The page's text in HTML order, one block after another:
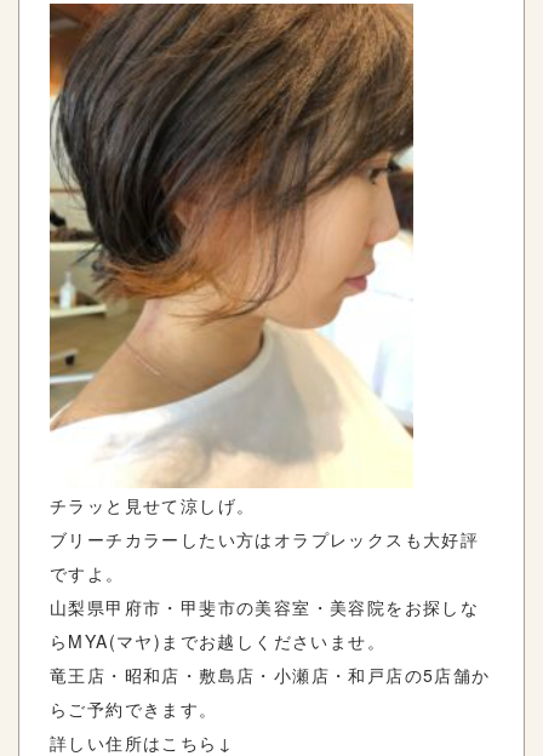
チラッと見せて涼しげ。
ブリーチカラーしたい方はオラプレックスも大好評
ですよ。
山梨県甲府市・甲斐市の美容室・美容院をお探しな
らMYA(マヤ)までお越しくださいませ。
竜王店・昭和店・敷島店・小瀬店・和戸店の5店舗か
らご予約できます。
詳しい住所はこちら↓